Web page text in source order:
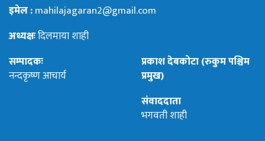
इमेल :mahilajagaran2@gmail.com
अध्यक्षःदिलमाया शाही
सम्पादकः
नन्दकृष्ण आचार्य
प्रकाश देबकोटा (रुकुम पश्चिम
प्रमुख)
संवाददाता
भगवती शाही